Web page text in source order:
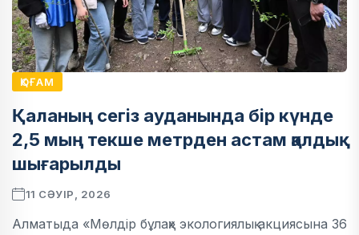
ҚОҒАМ
Қаланың сегіз ауданында бір күнде
2,5 мың текше метрден астам қалдық
шығарылды
11 СӘУІР, 2026
Алматыда «Мөлдір бұлақ» экологиялық акциясына 36